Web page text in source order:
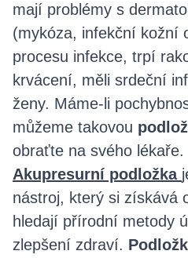
mají problémy s
(mykóza, infekční kožní
procesu infekce, trpí
krvácení, měli srdeční
ženy. Máme-li
můžeme takovou
obraťte na svého lékaře.
Akupresurní podložka
nástroj, který si získává
hledají přírodní metody
zlepšení zdraví.